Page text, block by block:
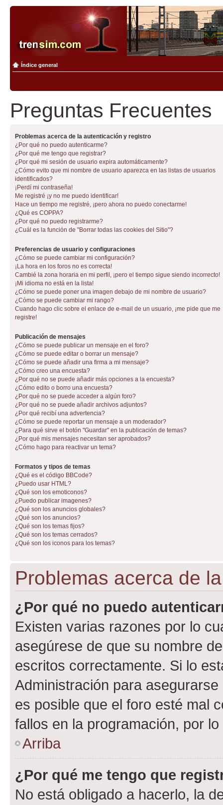
Índice general
Preguntas Frecuentes
Problemas acerca de la autenticación y registro
¿Por qué no puedo autenticarme?
¿Por qué me tengo que registrar?
¿Por qué mi sesión de usuario expira automáticamente?
¿Cómo evito que mi nombre de usuario aparezca en las listas de usuarios
identificados?
¡Perdí mi contraseña!
Me registré ¡y no me puedo identificar!
Hace un tiempo me registré, ¡pero ahora no puedo conectarme!
¿Qué es COPPA?
¿Por qué no puedo registrarme?
¿Cuál es la función de "Borrar todas las cookies del Sitio"?
Preferencias de usuario y configuraciones
¿Cómo se puede cambiar mi configuración?
¡La hora en los foros no es correcta!
Cambié la zona horaria en mi perfil, ¡pero el tiempo sigue siendo incorrecto!
¡Mi idioma no está en la lista!
¿Cómo se puede poner una imagen debajo de mi nombre de usuario?
¿Cómo se puede cambiar mi rango?
Cuando hago clic sobre el enlace de e-mail de un usuario, ¡me pide que me
registre!
Publicación de mensajes
¿Cómo se puede publicar un mensaje en el foro?
¿Cómo se puede editar o borrar un mensaje?
¿Cómo se puede añadir una firma a mi mensaje?
¿Cómo creo una encuesta?
¿Por qué no se puede añadir más opciones a la encuesta?
¿Cómo edito o borro una encuesta?
¿Por qué no se puede acceder a algún foro?
¿Por qué no se puede añadir archivos adjuntos?
¿Por qué recibí una advertencia?
¿Cómo se puede reportar un mensaje a un moderador?
¿Para qué sirve el botón "Guardar" en la publicación de temas?
¿Por qué mis mensajes necesitan ser aprobados?
¿Cómo hago para reactivar un tema?
Formatos y tipos de temas
¿Qué es el código BBCode?
¿Puedo usar HTML?
¿Qué son los emoticonos?
¿Puedo publicar imagenes?
¿Qué son los anuncios globales?
¿Qué son los anuncios?
¿Qué son los temas fijos?
¿Qué son los temas cerrados?
¿Qué son los iconos para los temas?
Problemas acerca de
¿Por qué no puedo
Existen varias razones por lo
asegúrese de que su nombre
escritos correctamente. Si lo
Administración para
es posible que el foro esté mal
fallos en la programación, por
Arriba
¿Por qué me tengo que
No está obligado a hacerlo, la